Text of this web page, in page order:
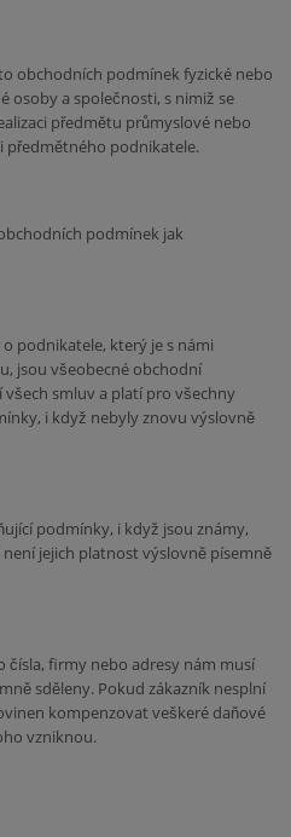
obchodních podmínek fyzické nebo
osoby a společnosti, s nimiž se
předmětu průmyslové nebo
podnikatele.
podmínek jak
podnikatele, který je s námi
jsou všeobecné obchodní
smluv a platí pro všechny
i když nebyly znovu výslovně
podmínky, i když jsou známy,
jejich platnost výslovně písemně
firmy nebo adresy nám musí
sděleny. Pokud zákazník nesplní
kompenzovat veškeré daňové
vzniknou.